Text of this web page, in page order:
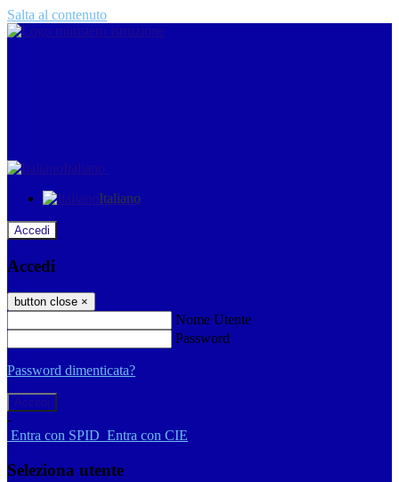
Salta al contenuto
Italiano
Italiano
Accedi
Accedi
button close ×
Nome Utente
Password
Password dimenticata?
-
Entra con SPID Entra con CIE
Seleziona utente